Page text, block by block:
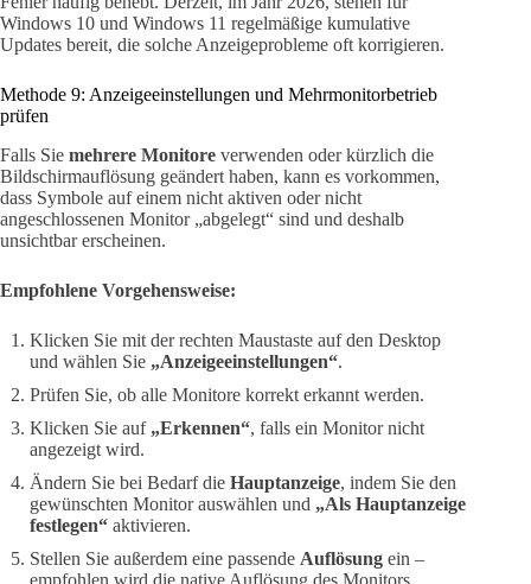
Windows 10 und Windows 11 regelmäßige kumulative
Updates bereit, die solche Anzeigeprobleme oft korrigieren.
Methode 9: Anzeigeeinstellungen und Mehrmonitorbetrieb
prüfen
Falls Sie mehrere Monitore verwenden oder kürzlich die
Bildschirmauflösung geändert haben, kann es vorkommen,
dass Symbole auf einem nicht aktiven oder nicht
angeschlossenen Monitor „abgelegt“ sind und deshalb
unsichtbar erscheinen.
Empfohlene Vorgehensweise:
Klicken Sie mit der rechten Maustaste auf den Desktop
und wählen Sie „Anzeigeeinstellungen“.
Prüfen Sie, ob alle Monitore korrekt erkannt werden.
Klicken Sie auf „Erkennen“, falls ein Monitor nicht
angezeigt wird.
Ändern Sie bei Bedarf die Hauptanzeige, indem Sie den
gewünschten Monitor auswählen und „Als Hauptanzeige
festlegen“ aktivieren.
Stellen Sie außerdem eine passende Auflösung ein –
empfohlen wird die native Auflösung des Monitors.